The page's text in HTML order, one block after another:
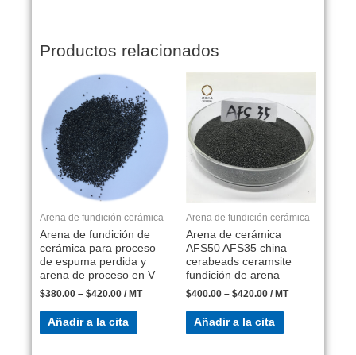
Productos relacionados
Arena de fundición cerámica
Arena de fundición de
cerámica para proceso
de espuma perdida y
arena de proceso en V
$380.00 – $420.00 / MT
Añadir a la cita
Arena de fundición cerámica
Arena de cerámica
AFS50 AFS35 china
cerabeads ceramsite
fundición de arena
$400.00 – $420.00 / MT
Añadir a la cita